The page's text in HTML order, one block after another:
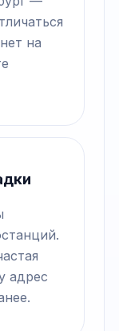
на
адрес